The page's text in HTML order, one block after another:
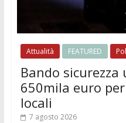
Attualità FEATURED
Bando
650mila euro
locali
7 agosto 2026